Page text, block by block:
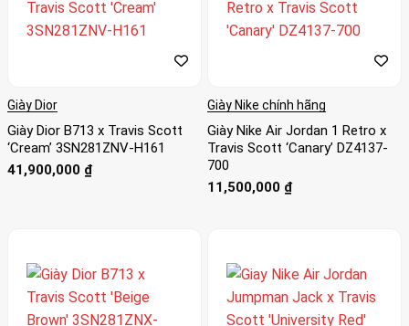
Giày Dior
Giày Dior B713 x Travis Scott
‘Cream’ 3SN281ZNV-H161
41,900,000 ₫
Giày Nike chính hãng
Giày Nike Air Jordan 1 Retro x
Travis Scott ‘Canary’ DZ4137-
700
11,500,000 ₫